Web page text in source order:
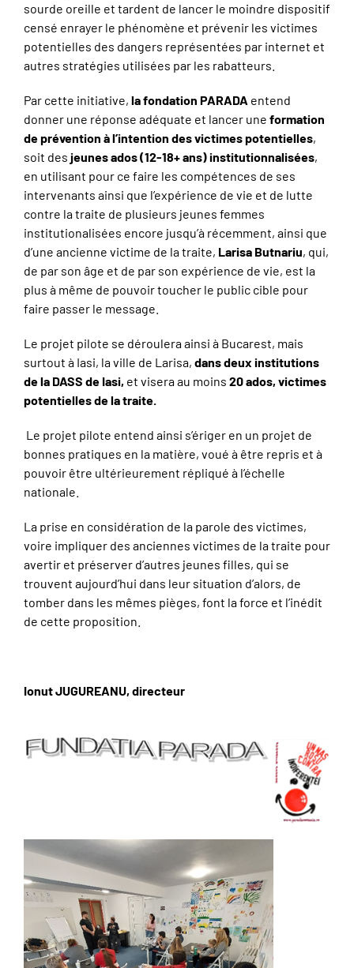
sourde oreille et tardent de lancer le moindre dispositif
censé enrayer le phénomène et prévenir les victimes
potentielles des dangers représentées par internet et
autres stratégies utilisées par les rabatteurs.
Par cette initiative, la fondation PARADA entend
donner une réponse adéquate et lancer une formation
de prévention à l’intention des victimes potentielles,
soit des jeunes ados (12-18+ ans)institutionnalisées,
en utilisant pour ce faire les compétences de ses
intervenants ainsi que l’expérience de vie et de lutte
contre la traite de plusieurs jeunes femmes
institutionalisées encore jusqu’à récemment, ainsi que
d’une ancienne victime de la traite, Larisa Butnariu, qui,
de par son âge et de par son expérience de vie, est la
plus à même de pouvoir toucher le public cible pour
faire passer le message.
Le projet pilote se déroulera ainsi à Bucarest, mais
surtout à Iasi, la ville de Larisa, dans deux institutions
de la DASS de Iasi, et visera au moins 20 ados, victimes
potentielles de la traite.
Le projet pilote entend ainsi s’ériger en un projet de
bonnes pratiques en la matière, voué à être repris et à
pouvoir être ultérieurement répliqué à l’échelle
nationale.
La prise en considération de la parole des victimes,
voire impliquer des anciennes victimes de la traite pour
avertir et préserver d’autres jeunes filles, qui se
trouvent aujourd’hui dans leur situation d’alors, de
tomber dans les mêmes pièges, font la force et l’inédit
de cette proposition.
Ionut JUGUREANU, directeur